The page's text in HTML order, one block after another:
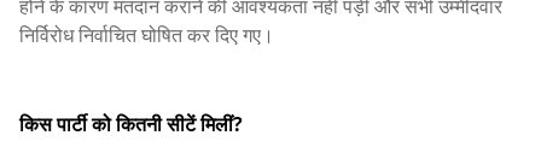
होने के कारण मतदान कराने की आवश्यकता नहीं पड़ी और सभी उम्मीदवार
निर्विरोध निर्वाचित घोषित कर दिए गए।
किस पार्टी को कितनी सीटें मिलीं?